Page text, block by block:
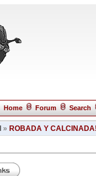
Home Forum Search
» ROBADA Y